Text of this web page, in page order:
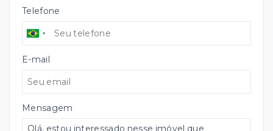
Telefone
E-mail
Mensagem